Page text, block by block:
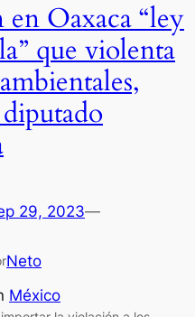
Oaxaca “ley
que violenta
29, 2023—
Neto
México